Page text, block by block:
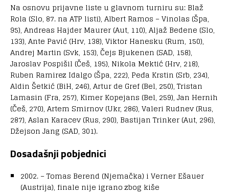
Na osnovu prijavne liste u glavnom turniru su: Blaž
Rola (Slo, 87. na ATP listi), Albert Ramos – Vinolas (Špa,
95), Andreas Hajder Maurer (Aut, 110), Aljaž Bedene (Slo,
133), Ante Pavić (Hrv, 138), Viktor Hanesku (Rum, 150),
Andrej Martin (Svk, 153), Čejs Bjukenen (SAD, 158),
Jaroslav Pospišil (Češ, 195), Nikola Mektić (Hrv, 218),
Ruben Ramirez Idalgo (Špa, 222), Peđa Krstin (Srb, 234),
Aldin Šetkić (BiH, 246), Artur de Gref (Bel, 250), Tristan
Lamasin (Fra, 257), Kimer Kopejans (Bel, 259), Jan Hernih
(Češ, 270), Artem Smirnov (Ukr, 286), Valeri Rudnev (Rus,
287), Aslan Karacev (Rus, 290), Bastijan Trinker (Aut, 296),
Džejson Jang (SAD, 301).
Dosadašnji pobjednici
2002. – Tomas Berend (Njemačka) i Verner Ešauer
(Austrija), finale nije igrano zbog kiše